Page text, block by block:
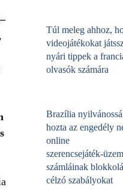
,
Túl meleg ahhoz,
videojátékokat
nyári tippek a
olvasók számára
Brazília
hozta az engedély
online
számláinak
célzó szabályokat